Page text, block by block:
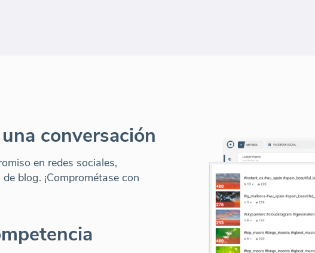
conversación
en redes sociales,
blog. ¡Comprométase con